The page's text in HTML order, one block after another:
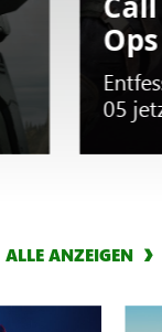
05
ALLE ANZEIGEN